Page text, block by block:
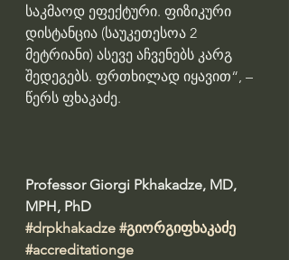
საკმაოდ ეფექტური. ფიზიკური
დისტანცია (საუკეთესოა 2
მეტრიანი) ასევე აჩვენებს კარგ
შედეგებს. ფრთხილად იყავით“, –
წერს ფხაკაძე.
Professor Giorgi Pkhakadze, MD,
MPH, PhD
#drpkhakadze #გიორგიფხაკაძე
#accreditationge